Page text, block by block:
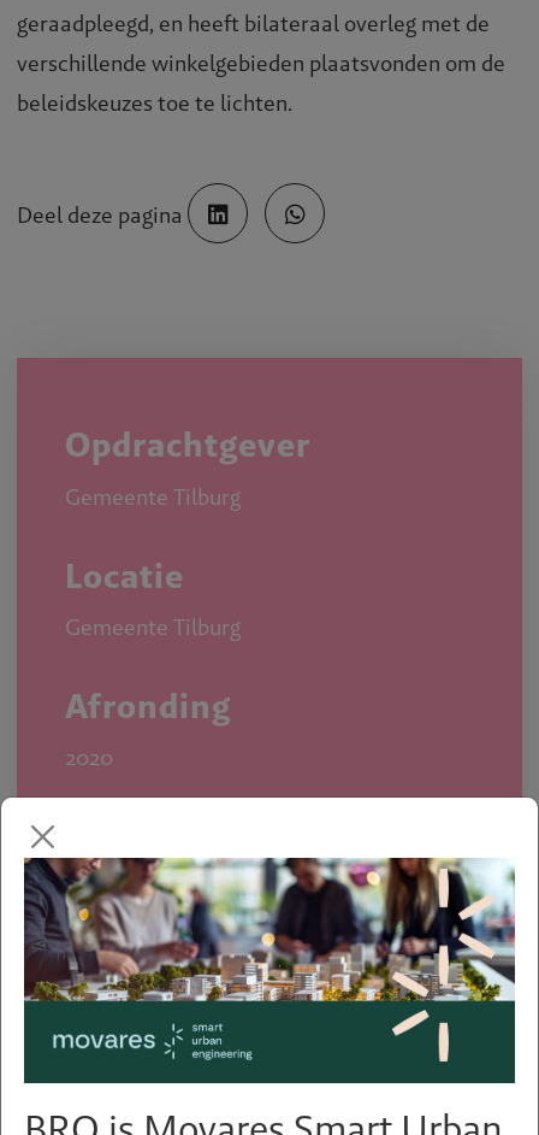
geraadpleegd, en heeft bilateraal overleg met de
verschillende winkelgebieden plaatsvonden om de
beleidskeuzes toe te lichten.
Deel deze pagina
Opdrachtgever
Gemeente Tilburg
Locatie
Gemeente Tilburg
Afronding
2020
Expertises
Centrumadvies
Retailadvies
Visies & gebiedsontwikkelingen